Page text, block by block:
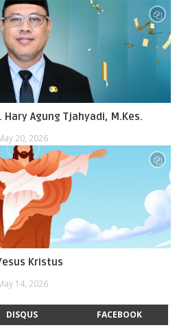
Agung Tjahyadi, M.Kes.
20, 2026
Kristus
14, 2026
DISQUS FACEBOOK